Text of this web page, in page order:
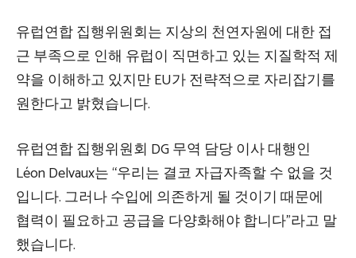
유럽연합 집행위원회는 지상의 천연자원에 대한 접
근 부족으로 인해 유럽이 직면하고 있는 지질학적 제
약을 이해하고 있지만 EU가 전략적으로 자리잡기를
원한다고 밝혔습니다.
유럽연합 집행위원회 DG 무역 담당 이사 대행인
Léon Delvaux는 “우리는 결코 자급자족할 수 없을 것
입니다. 그러나 수입에 의존하게 될 것이기 때문에
협력이 필요하고 공급을 다양화해야 합니다”라고 말
했습니다.